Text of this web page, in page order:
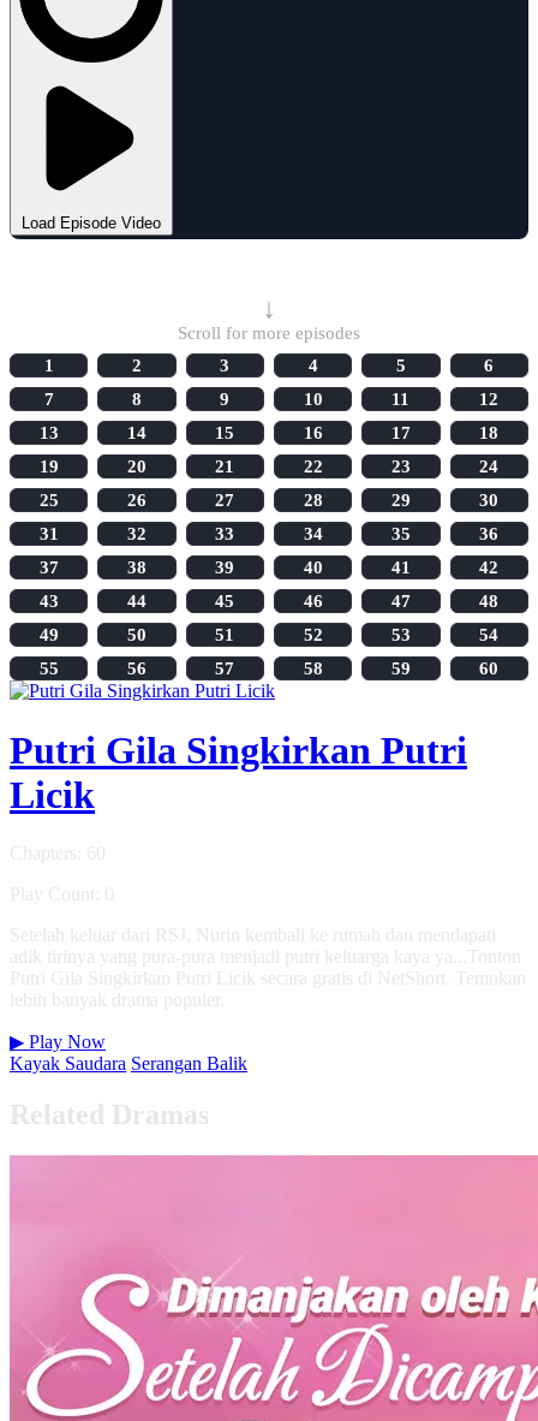
Load Episode Video
↓
Scroll for more episodes
1
2 3 4 5
6
7
8 9 10 11
12
13
14 15 16 17
18
19
20 21 22 23
24
25
26 27 28 29
30
31
32 33 34 35
36
37
38 39 40 41
42
43
44 45 46 47
48
49
50 51 52 53
54
55
56 57 58 59 60
Putri Gila Singkirkan Putri
Licik
Chapters: 60
Play Count: 0
Setelah keluar dari RSJ, Nurin kembali ke rumah dan mendapati
adik tirinya yang pura-pura menjadi putri keluarga kaya ya...Tonton
Putri Gila Singkirkan Putri Licik secara gratis di NetShort. Temukan
lebih banyak drama populer.
▶ Play Now
Kayak Saudara Serangan Balik
Related Dramas